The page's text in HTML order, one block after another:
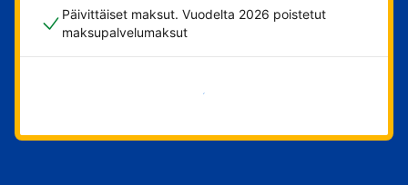
Päivittäiset maksut. Vuodelta 2026 poistetut
maksupalvelumaksut
Aloita nyt